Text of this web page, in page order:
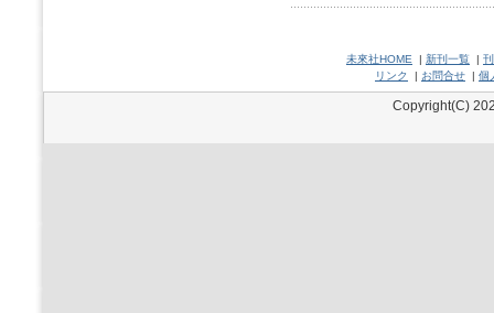
未來社HOME | 新刊一覧 |
リンク
| お問合せ | 個
Copyright(C)